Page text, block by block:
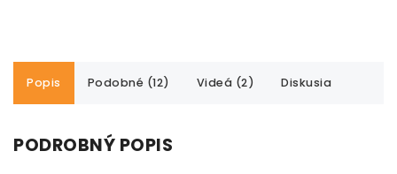
Popis Podobné (12) Videá (2) Diskusia
PODROBNÝ POPIS